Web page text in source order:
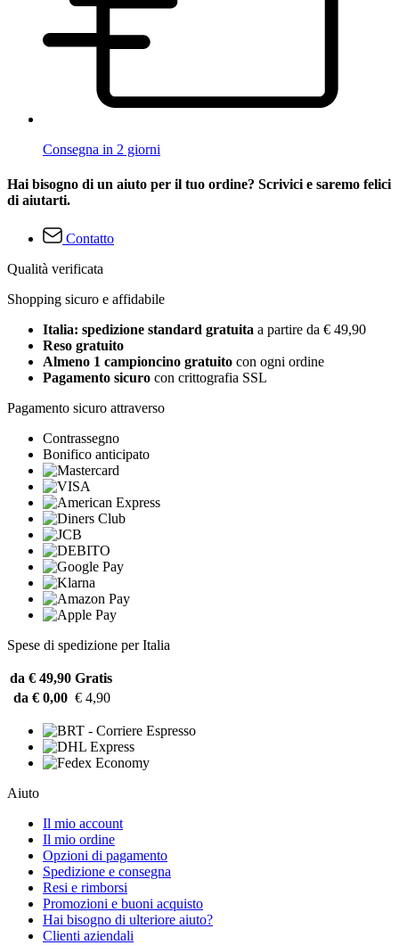
Consegna in 2 giorni
Hai bisogno di un aiuto per il tuo ordine? Scrivici e saremo felici
di aiutarti.
Contatto
Qualità verificata
Shopping sicuro e affidabile
Italia: spedizione standard gratuita a partire da € 49,90
Reso gratuito
Almeno 1 campioncino gratuito con ogni ordine
Pagamento sicuro con crittografia SSL
Pagamento sicuro attraverso
Contrassegno
Bonifico anticipato
Spese di spedizione per Italia
da € 49,90 Gratis
da € 0,00 € 4,90
Aiuto
Il mio account
Il mio ordine
Opzioni di pagamento
Spedizione e consegna
Resi e rimborsi
Promozioni e buoni acquisto
Hai bisogno di ulteriore aiuto?
Clienti aziendali